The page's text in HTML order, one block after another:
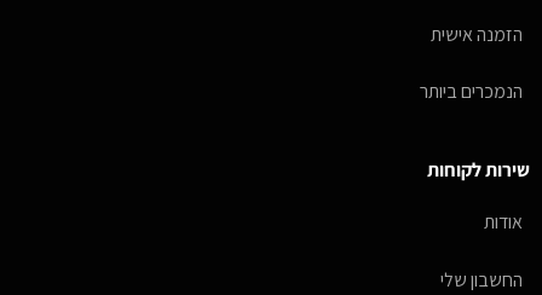
הזמנה אישית
הנמכרים ביותר
שירות לקוחות
אודות
החשבון שלי